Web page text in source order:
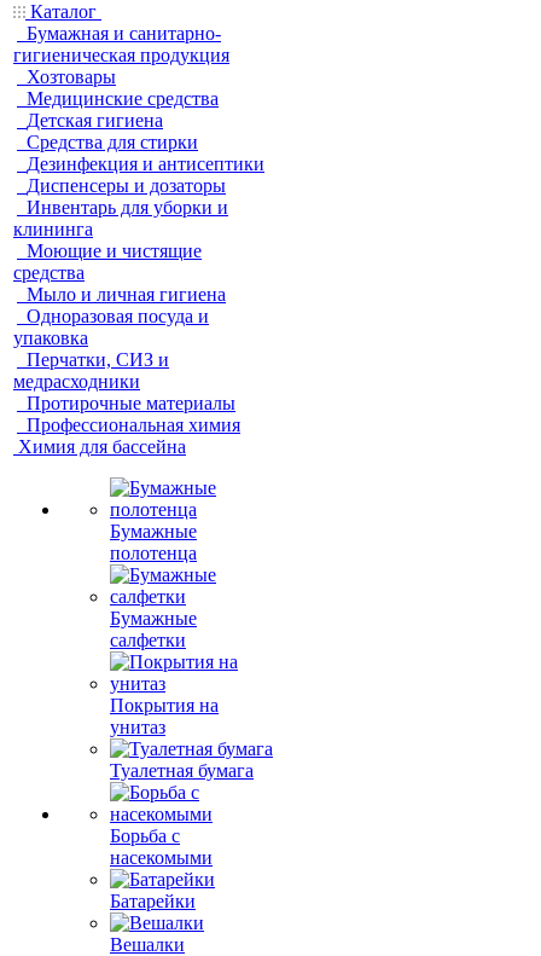
Каталог
Бумажная и санитарно-
гигиеническая продукция
Хозтовары
Медицинские средства
Детская гигиена
Средства для стирки
Дезинфекция и антисептики
Диспенсеры и дозаторы
Инвентарь для уборки и
клининга
Моющие и чистящие
средства
Мыло и личная гигиена
Одноразовая посуда и
упаковка
Перчатки, СИЗ и
медрасходники
Протирочные материалы
Профессиональная химия
Химия для бассейна
Бумажные
полотенца
Бумажные
салфетки
Покрытия на
унитаз
Туалетная бумага
Борьба с
насекомыми
Батарейки
Вешалки